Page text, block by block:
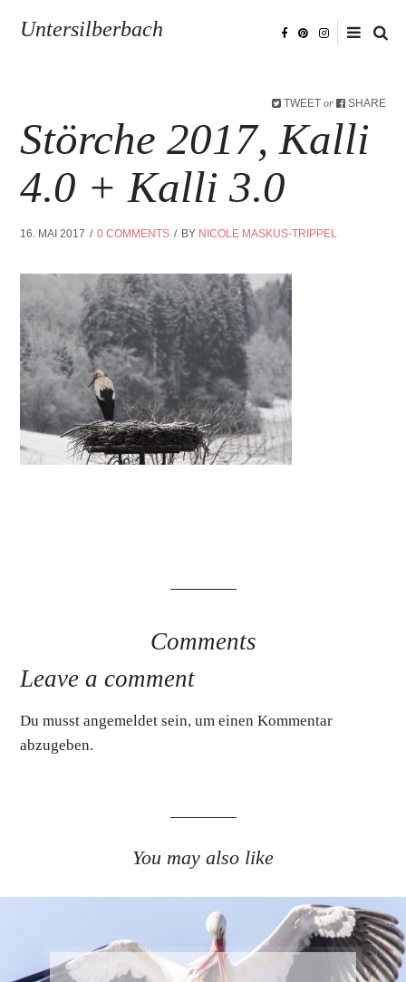
Untersilberbach
TWEET or SHARE
Störche 2017, Kalli
4.0 + Kalli 3.0
16. MAI 2017 0 COMMENTS BY NICOLE MASKUS-TRIPPEL
Comments
Leave a comment
Du musstangemeldet sein, um einen Kommentar
abzugeben.
You may also like